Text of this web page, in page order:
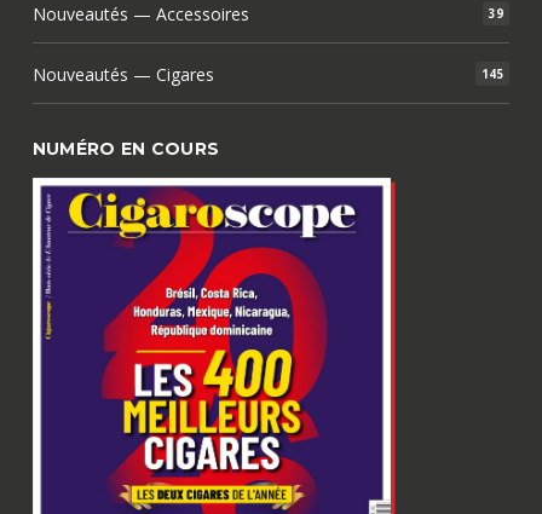
Nouveautés — Accessoires 39
Nouveautés — Cigares 145
NUMÉRO EN COURS